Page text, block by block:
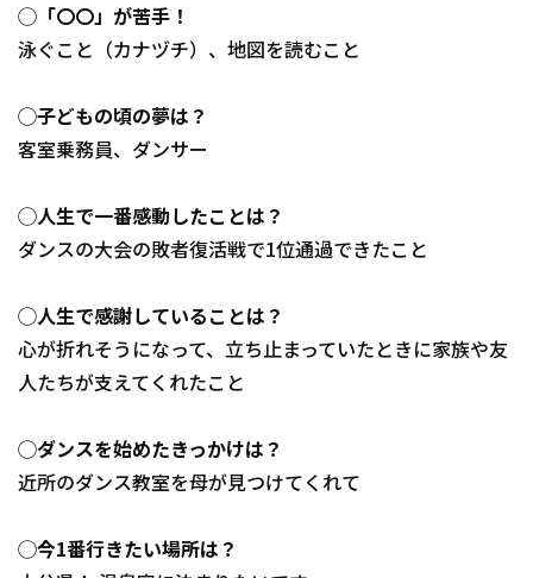
◯「〇〇」が苦手！
泳ぐこと（カナヅチ）、地図を読むこと
◯子どもの頃の夢は？
客室乗務員、ダンサー
◯人生で一番感動したことは？
ダンスの大会の敗者復活戦で1位通過できたこと
◯人生で感謝していることは？
心が折れそうになって、立ち止まっていたときに家族や友
人たちが支えてくれたこと
◯ダンスを始めたきっかけは？
近所のダンス教室を母が見つけてくれて
◯今1番行きたい場所は？